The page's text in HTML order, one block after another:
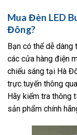
Mua Đèn LED
Đông?
Bạn có thể dễ
các cửa hàng điện
chiếu sáng tại Hà
trực tuyến thông
Hãy kiểm tra thông
sản phẩm chính